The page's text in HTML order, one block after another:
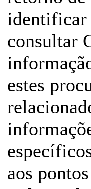
identificar
consultar
estes
aos